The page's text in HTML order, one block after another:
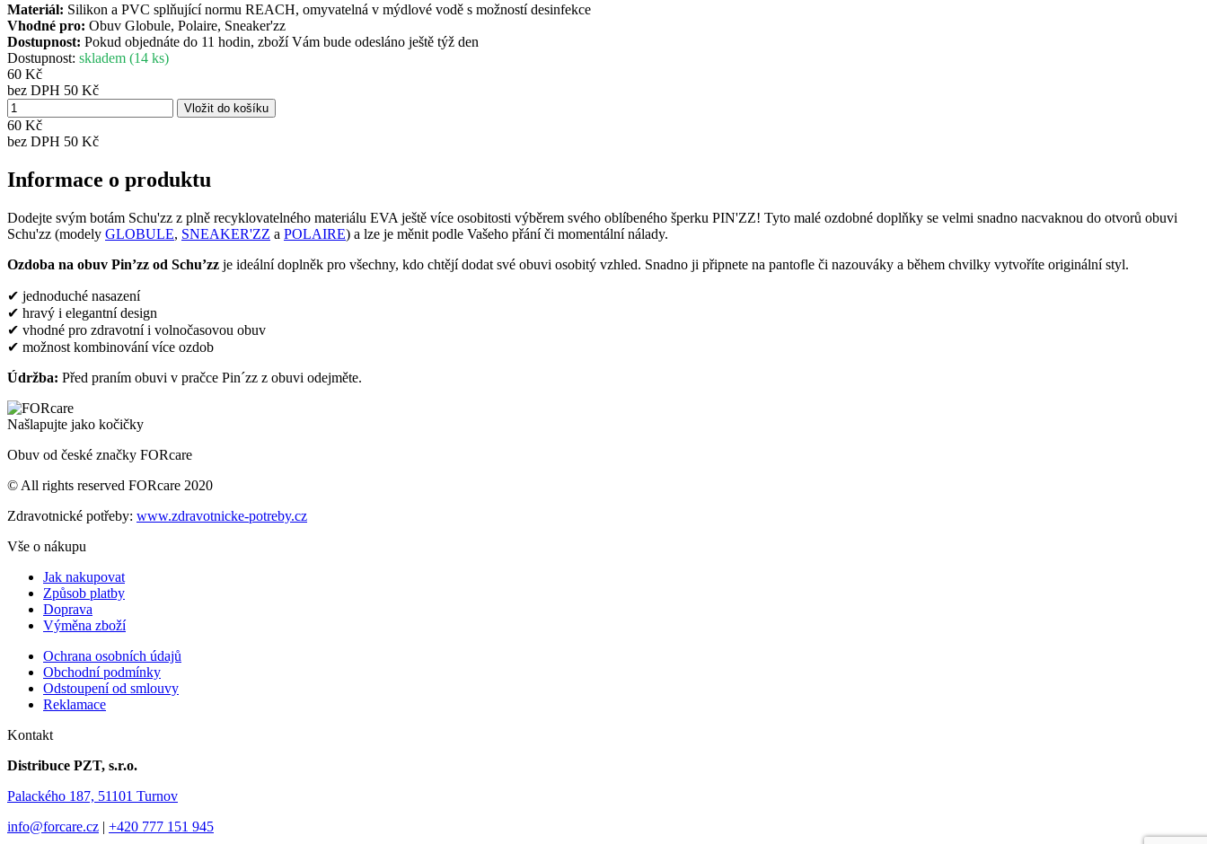
Materiál: Silikon a PVC splňující normu REACH, omyvatelná v mýdlové vodě s možností desinfekce
Vhodné pro: Obuv Globule, Polaire, Sneaker'zz
Dostupnost: Pokud objednáte do 11 hodin, zboží Vám bude odesláno ještě týž den
Dostupnost: skladem (14 ks)
60 Kč
bez DPH 50 Kč
60 Kč
bez DPH 50 Kč
Informace o produktu
Dodejte svým botám Schu'zz z plně recyklovatelného materiálu EVA ještě více osobitosti výběrem svého oblíbeného šperku PIN'ZZ! Tyto malé ozdobné doplňky se velmi snadno nacvaknou do otvorů obuvi
Schu'zz (modely GLOBULE, SNEAKER'ZZ a POLAIRE) a lze je měnit podle Vašeho přání či momentální nálady.
Ozdoba na obuv Pin’zz od Schu’zz je ideální doplněk pro všechny, kdo chtějí dodat své obuvi osobitý vzhled. Snadno ji připnete na pantofle či nazouváky a během chvilky vytvoříte originální styl.
✔ jednoduché nasazení
✔ hravý i elegantní design
✔ vhodné pro zdravotní i volnočasovou obuv
✔ možnost kombinování více ozdob
Údržba: Před praním obuvi v pračce Pin´zz z obuvi odejměte.
Našlapujte jako kočičky
Obuv od české značky FORcare
© All rights reserved FORcare 2020
Zdravotnické potřeby: www.zdravotnicke-potreby.cz
Vše o nákupu
Jak nakupovat
Způsob platby
Doprava
Výměna zboží
Ochrana osobních údajů
Obchodní podmínky
Odstoupení od smlouvy
Reklamace
Kontakt
Distribuce PZT, s.r.o.
Palackého 187, 51101 Turnov
info@forcare.cz | +420 777 151 945